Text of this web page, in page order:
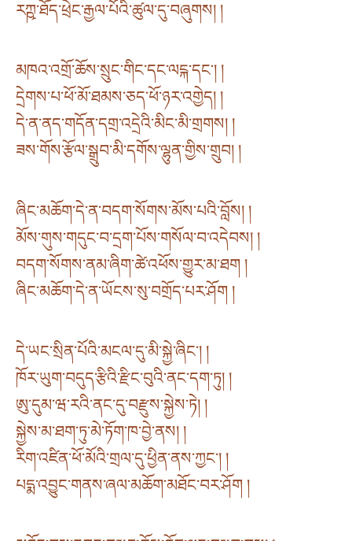
རཀྵ་ཐོད་ཕྲེང་རྒྱལ་པོའི་ཚུལ་དུ་བཞུགས། །
མཁའ་འགྲོ་ཆོས་སྲུང་གིང་དང་ལངྐ་དང་། །
དྲེགས་པ་ཕོ་མོ་ཐམས་ཅད་ཕོ་ཉར་འགྱེད། །
དེ་ན་ནད་གདོན་དགྲ་འདྲེའི་མིང་མི་གྲགས། །
ཟས་གོས་རྩོལ་སྒྲུབ་མི་དགོས་ལྷུན་གྱིས་གྲུབ། །
ཞིང་མཆོག་དེ་ན་བདག་སོགས་མོས་པའི་བློས། །
མོས་གུས་གདུང་བ་དྲག་པོས་གསོལ་བ་འདེབས། །
བདག་སོགས་ནམ་ཞིག་ཚེ་འཕོས་གྱུར་མ་ཐག །
ཞིང་མཆོག་དེ་ན་ཡོངས་སུ་བགྲོད་པར་ཤོག །
དེ་ཡང་སྲིན་པོའི་མངལ་དུ་མི་སྐྱེ་ཞིང་། །
ཁོར་ཡུག་བདུད་རྩིའི་རྫིང་བུའི་ནང་དག་ཏུ། །
ཨུ་དུམ་ཝ་རའི་ནང་དུ་བརྫུས་སྐྱེས་ཏེ། །
སྐྱེས་མ་ཐག་ཏུ་མེ་ཏོག་ཁ་བྱེ་ནས། །
རིག་འཛིན་ཕོ་མོའི་གྲལ་དུ་ཕྱིན་ནས་ཀྱང་། །
པདྨ་འབྱུང་གནས་ཞལ་མཆོག་མཐོང་བར་ཤོག །